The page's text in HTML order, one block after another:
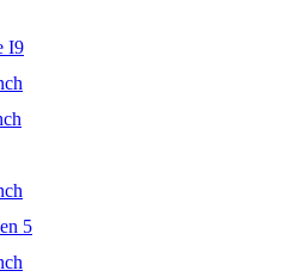
I9
5